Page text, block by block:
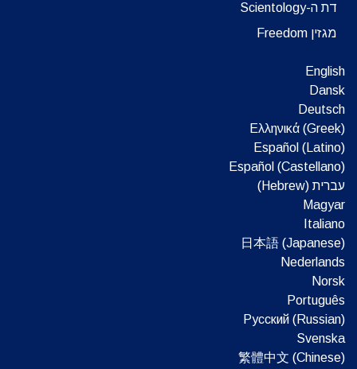
דת ה-Scientology
מגזין Freedom
English
Dansk
Deutsch
Ελληνικά (Greek)
Español (Latino)
Español (Castellano)
עברית (Hebrew)‏
Magyar
Italiano
日本語 (Japanese)
Nederlands
Norsk
Português
Русский (Russian)
Svenska
繁體中文 (Chinese)